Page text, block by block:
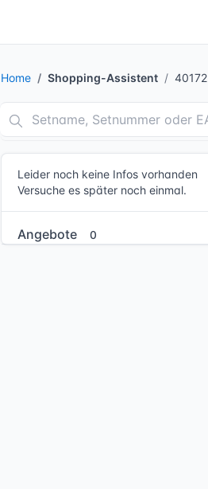
Home Shopping-Assistent 40172
Leider noch keine Infos vorhanden
Versuche es später noch einmal.
Angebote 0